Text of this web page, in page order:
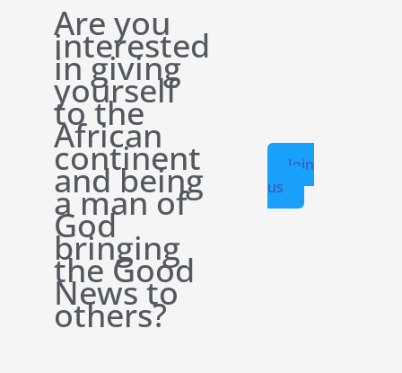
Are you
interested
in giving
yourself
to the
African
continent
and being
a man of
God
bringing
the Good
News to
others?
Join
us